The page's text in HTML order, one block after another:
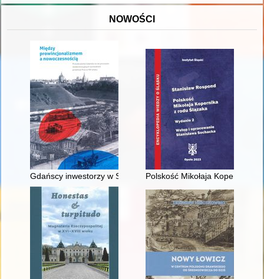
NOWOŚCI
Gdańscy inwestorzy w Sopocie : prestiż finansowy i
Polskość Mikołaja Kopernika z